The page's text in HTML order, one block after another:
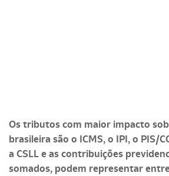
Os tributos com maior impacto
brasileira são o ICMS, o IPI, o PIS/
a CSLL e as contribuições
somados, podem representar